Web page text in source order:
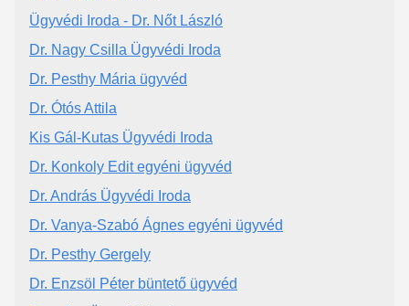
Ügyvédi Iroda - Dr. Nőt László
Dr. Nagy Csilla Ügyvédi Iroda
Dr. Pesthy Mária ügyvéd
Dr. Ótós Attila
Kis Gál-Kutas Ügyvédi Iroda
Dr. Konkoly Edit egyéni ügyvéd
Dr. András Ügyvédi Iroda
Dr. Vanya-Szabó Ágnes egyéni ügyvéd
Dr. Pesthy Gergely
Dr. Enzsöl Péter büntető ügyvéd